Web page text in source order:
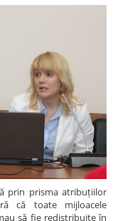
prin prisma atribuțiilor
că toate mijloacele
să fie redistribuite în